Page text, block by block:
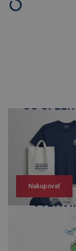
Nakupovať